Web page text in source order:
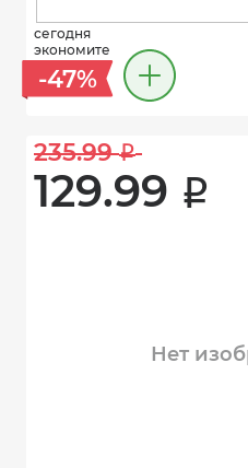
сегодня
экономите
-47%
235.99 i
129.99 i
Нет